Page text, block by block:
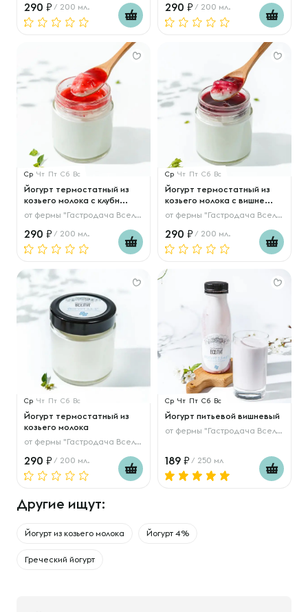
290 / 200 мл. 290 / 200 мл.
Ср Чт Пт Сб Вс
Йогурт термостатный из
козьего молока с клубн...
от фермы "Гастродача Вселуг"
290 / 200 мл.
Ср Чт Пт Сб Вс
Йогурт термостатный из
козьего молока с вишне...
от фермы "Гастродача Вселуг"
290 / 200 мл.
Ср Чт Пт Сб Вс
Йогурт термостатный из
козьего молока
от фермы "Гастродача Вселуг"
290 / 200 мл.
Ср Чт Пт Сб Вс
Йогурт питьевой вишневый
от фермы "Гастродача Вселуг"
189 / 250 мл
Другие ищут:
Йогурт из козьего молока Йогурт 4%
Греческий йогурт